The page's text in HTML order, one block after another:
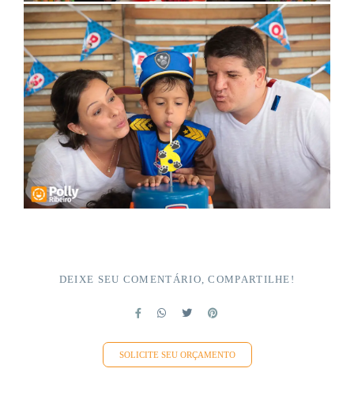
DEIXE SEU COMENTÁRIO, COMPARTILHE!
SOLICITE SEU ORÇAMENTO